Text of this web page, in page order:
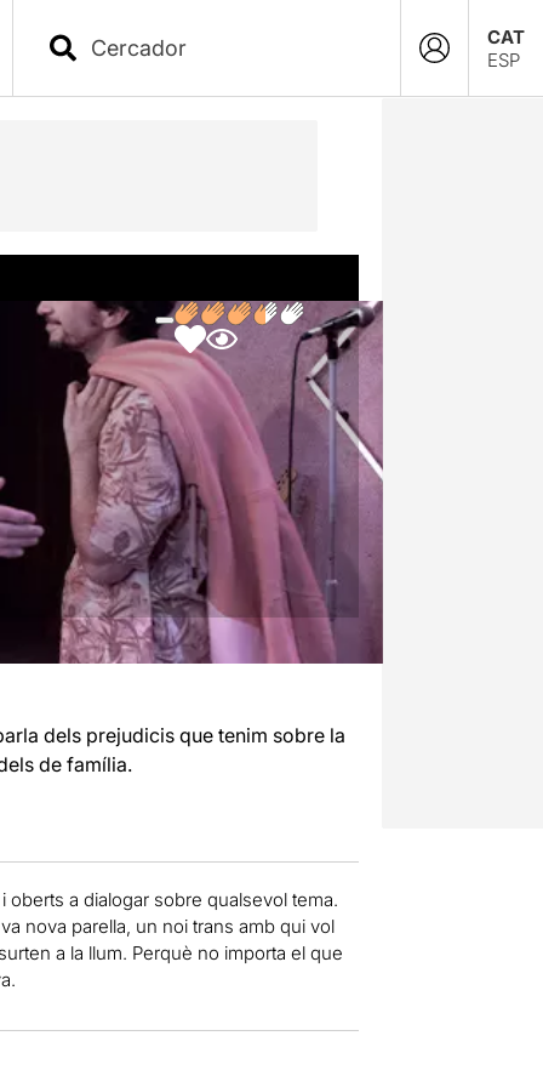
CAT
ESP
dels prejudicis que tenim sobre la
de família.
oberts a dialogar sobre qualsevol tema.
nova parella, un noi trans amb qui vol
a la llum. Perquè no importa el que